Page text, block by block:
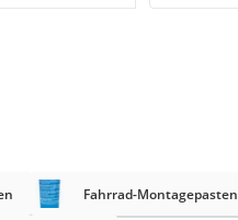
Fahrrad-Montagepasten